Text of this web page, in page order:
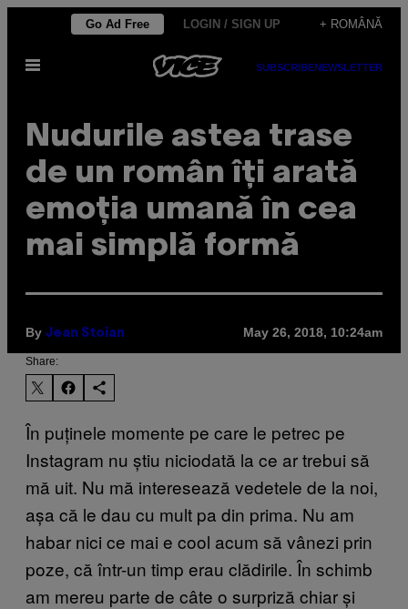
content
Go Ad Free LOGIN / SIGN UP + ROMÂNĂ
Open
SUBSCRIBENEWSLETTER
Nudurile astea trase
de un român îți arată
emoția umană în cea
mai simplă formă
By Jean Stoian May 26, 2018, 10:24am
Share:
În puținele momente pe care le petrec pe
Instagram nu știu niciodată la ce ar trebui să
mă uit. Nu mă interesează vedetele de la noi,
așa că le dau cu mult pa din prima. Nu am
habar nici ce mai e cool acum să vânezi prin
poze, că într-un timp erau clădirile. În schimb
am mereu parte de câte o surpriză chiar și